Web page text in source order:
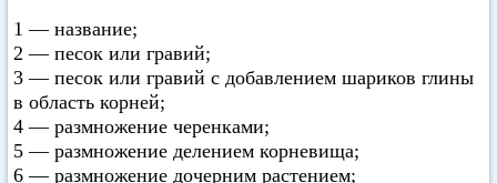
1 — название;
2 — песок или гравий;
3 — песок или гравий с добавлением шариков глины
в область корней;
4 — размножение черенками;
5 — размножение делением корневища;
6 — размножение дочерним растением;